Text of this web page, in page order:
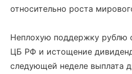
относительно роста
Неплохую поддержку рублю
ЦБ РФ и истощение
следующей неделе выплата